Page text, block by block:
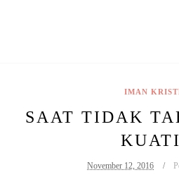
IMAN
SAAT TIDAK
November 12, 2016